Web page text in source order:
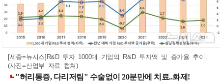
[세종=뉴시스]R&D 투자 1000대 기업의 R&D 투자액 및 증가율 추이.
(사진=산업부 자료 캡쳐)